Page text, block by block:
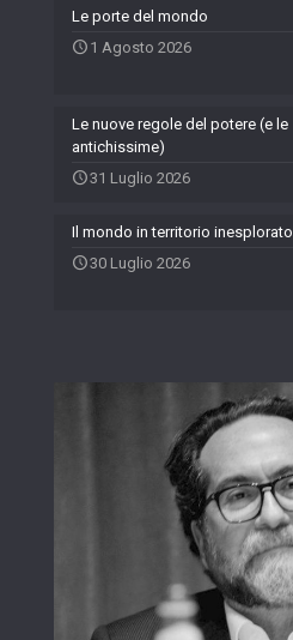
Le porte del mondo
1 Agosto 2026
Le nuove regole del potere (e le
antichissime)
31 Luglio 2026
Il mondo in territorio inesplorato
30 Luglio 2026